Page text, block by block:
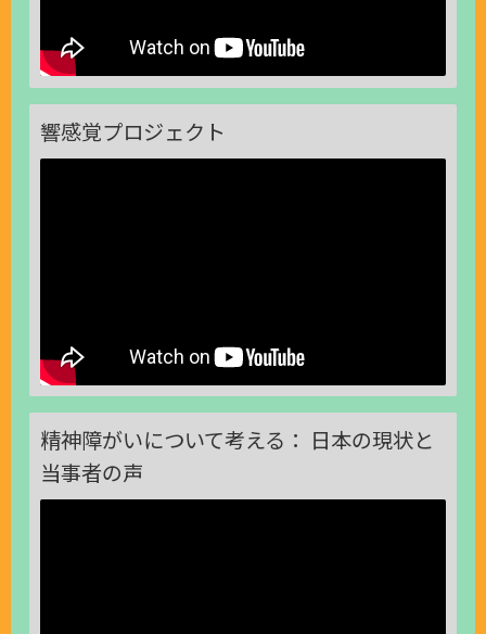
響感覚プロジェクト
精神障がいについて考える： 日本の現状と
当事者の声